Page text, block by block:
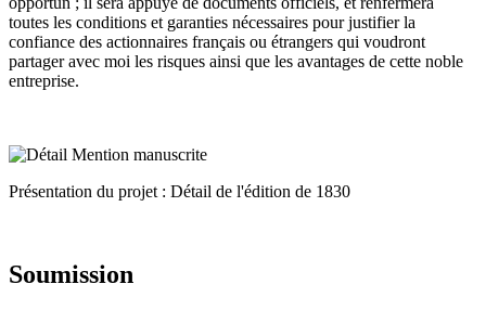
toutes les conditions et garanties nécessaires pour justifier la
confiance des actionnaires français ou étrangers qui voudront
partager avec moi les risques ainsi que les avantages de cette noble
entreprise.
Présentation du projet : Détail de l'édition de 1830
Soumission